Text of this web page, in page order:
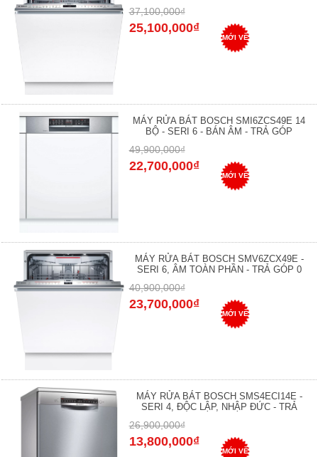
37,100,000₫
25,100,000₫
MỚI VỀ
MÁY RỬA BÁT BOSCH SMI6ZCS49E 14
BỘ - SERI 6 - BÁN ÂM - TRẢ GÓP
49,900,000₫
22,700,000₫
MỚI VỀ
MÁY RỬA BÁT BOSCH SMV6ZCX49E -
SERI 6, ÂM TOÀN PHẦN - TRẢ GÓP 0
40,900,000₫
23,700,000₫
MỚI VỀ
MÁY RỬA BÁT BOSCH SMS4ECI14E -
SERI 4, ĐỘC LẬP, NHẬP ĐỨC - TRẢ
26,900,000₫
13,800,000₫
MỚI VỀ